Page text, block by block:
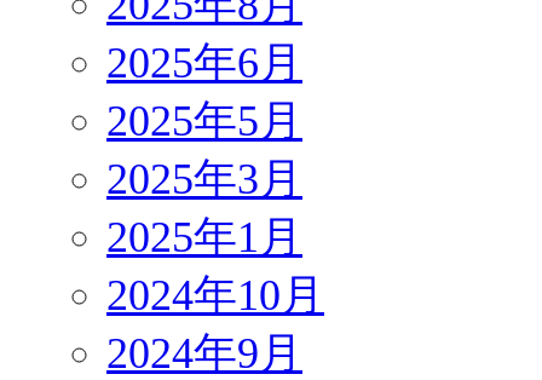
2025年6月
2025年5月
2025年3月
2025年1月
2024年10月
2024年9月